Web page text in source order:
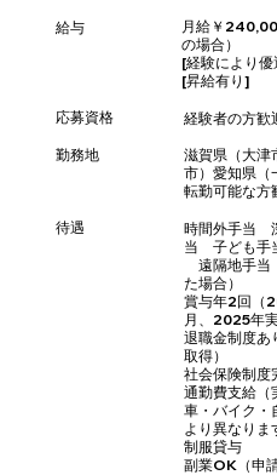
給与
月給￥
の場合）
[経験により
[昇給有り]
応募資格
経験者の方
​勤務地
滋賀県（大津
市）愛知県（
転勤可能な方
待遇
時間外手当
当 子ども手
遠隔地手当
た場合）
賞与年2回（
月、2025年
退職金制度あ
取得）
社会保険制度
通勤費支給（
車・バイク・
より異なりま
制服貸与
副業OK（申